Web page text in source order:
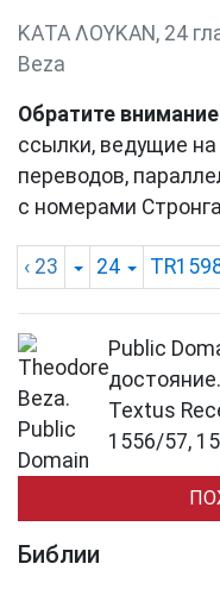
ΚΑΤΑ ΛΟΥΚΑΝ, 24
Beza
Обратите внимание
ссылки, ведущие
переводов,
с номерами
‹ 23 24
Public
достояние.
Textus
1556/57,
Библии